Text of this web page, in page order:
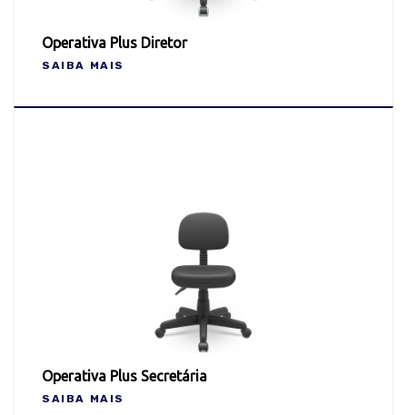
Operativa Plus Diretor
SAIBA MAIS
Operativa Plus Secretária
SAIBA MAIS